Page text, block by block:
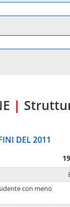
|
DEL 2011
con meno